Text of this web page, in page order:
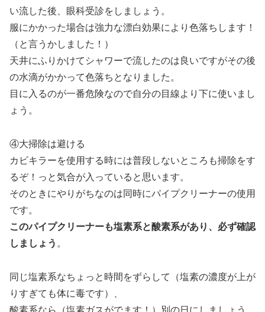
い流した後、眼科受診をしましょう。
服にかかった場合は強力な漂白効果により色落ちします！
（と言うかしました！）
天井にふりかけてシャワーで流したのは良いですがその後
の水滴がかかって色落ちとなりました。
目に入るのが一番危険なので自分の目線より下に使いまし
ょう。
④大掃除は避ける
カビキラーを使用する時には普段しないところも掃除をす
るぞ！っと気合が入っていると思います。
そのときにやりがちなのは同時にパイプクリーナーの使用
です。
このパイプクリーナーも塩素系と酸素系があり、必ず確認
しましょう 。
同じ塩素系なちょっと時間をずらして（塩素の濃度が上が
りすぎても体に毒です）、
酸素系なら（塩素ガスがでます！）別の日にしましょう。